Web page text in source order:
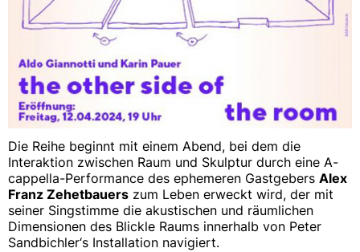
Die Reihe beginnt mit einem Abend, bei dem die
Interaktion zwischen Raum und Skulptur durch eine A-
cappella-Performance des ephemeren Gastgebers Alex
Franz Zehetbauers zum Leben erweckt wird, der mit
seiner Singstimme die akustischen und räumlichen
Dimensionen des Blickle Raums innerhalb von Peter
Sandbichler‘s Installation navigiert.